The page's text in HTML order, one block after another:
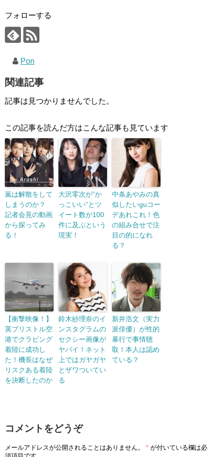
フォローする
Pon
関連記事
記事は見つかりませんでした。
この記事を読んだ方はこんな記事も見ています
嵐は解散をして
しまうのか？
記者会見の動画
から探ってみ
る！
大沢零次が”か
っこいい”とツ
イート数が100
件に及ぶという
現実！
中条あやみの真
似したいguコー
デあれこれ！色
の組み合せで注
目の的になれ
る？
【衝撃映像！】
英ブリストル空
港でクラビング
着陸に成功し
た！機長はなぜ
リスクある着陸
を決断したのか
鈴木紗理奈のイ
ンスタグラムの
セクシー画像が
ヤバイ！ネット
上ではガヤガヤ
とザワついてい
る
新井浩文（実力
派俳優）が性的
暴行で事情聴
取！本人は認め
ている？
コメントをどうぞ
メールアドレスが公開されることはありません。 * が付いている欄は必